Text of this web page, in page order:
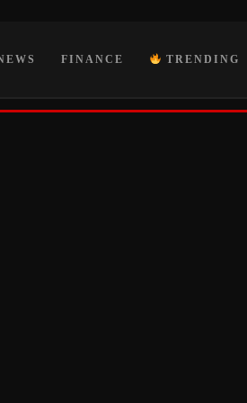
FINANCE TRENDING